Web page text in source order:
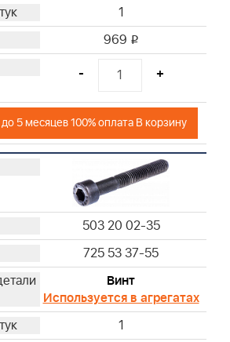
1
969 i
- +
5 месяцев 100% оплата В корзину
503 20 02-35
725 53 37-55
Винт
Используется в агрегатах
1